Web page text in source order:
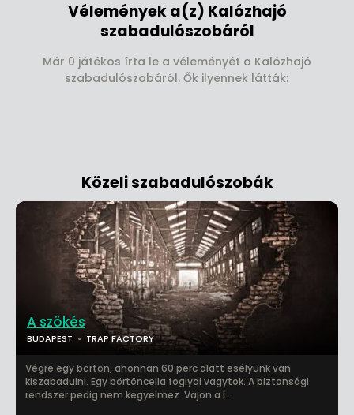
Vélemények a(z) Kalózhajó
szabadulószobáról
Már 0 játékos írta le a véleményét a Kalózhajó
szabadulószobáról. Ők ilyennek látták:
Közeli szabadulószobák
A szökés
BUDAPEST TRAP FACTORY
Végre egy börtön, ahonnan 60 perc alatt esélyünk van
kiszabadulni. Egy börtöncella foglyai vagytok. A biztonsági
rendszer pedig nem kegyelmez. Vajon a l...